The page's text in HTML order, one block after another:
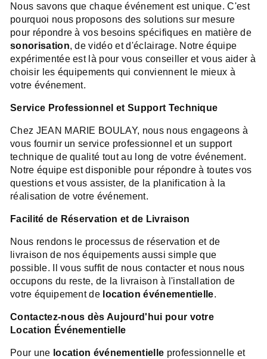
Nous savons que chaque événement est unique. C'est
pourquoi nous proposons des solutions sur mesure
pour répondre à vos besoins spécifiques en matière de
sonorisation, de vidéo et d'éclairage. Notre équipe
expérimentée est là pour vous conseiller et vous aider à
choisir les équipements qui conviennent le mieux à
votre événement.
Service Professionnel et Support Technique
Chez JEAN MARIE BOULAY, nous nous engageons à
vous fournir un service professionnel et un support
technique de qualité tout au long de votre événement.
Notre équipe est disponible pour répondre à toutes vos
questions et vous assister, de la planification à la
réalisation de votre événement.
Facilité de Réservation et de Livraison
Nous rendons le processus de réservation et de
livraison de nos équipements aussi simple que
possible. Il vous suffit de nous contacter et nous nous
occupons du reste, de la livraison à l'installation de
votre équipement de location événementielle.
Contactez-nous dès Aujourd'hui pour votre
Location Événementielle
Pour une location événementielle professionnelle et